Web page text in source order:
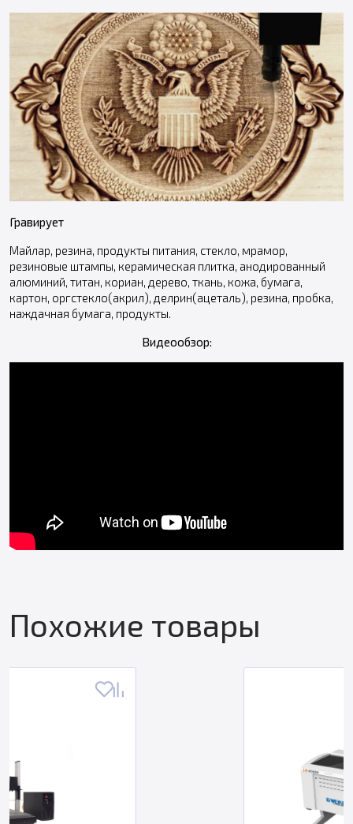
Гравирует
Майлар, резина, продукты питания, стекло, мрамор,
резиновые штампы, керамическая плитка, анодированный
алюминий, титан, кориан, дерево, ткань, кожа, бумага,
картон, оргстекло(акрил), делрин(ацеталь), резина, пробка,
наждачная бумага, продукты.
Видеообзор:
Похожие товары